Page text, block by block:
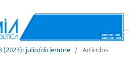
(2023): julio/diciembre / Artículos